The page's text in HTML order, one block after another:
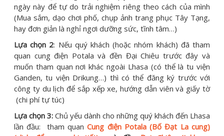
ngày này để tự do trải nghiệm riêng theo cách của mình
(Mua sắm, dạo chơi phố, chụp ảnh trang phục Tây Tạng,
hay đơn giản là nghỉ ngơi dưỡng sức, tĩnh tâm…)
Lựa chọn 2: Nếu quý khách (hoặc nhóm khách) đã tham
quan cung điện Potala và đền Đại Chiêu trước đây và
muốn tham quan nơi khác ngoài Lhasa (có thể là tu viện
Ganden, tu viện Drikung…) thì có thể đăng ký trước với
công ty du lịch để sắp xếp xe, hướng dẫn viên và giấy tờ
(chi phí tự túc)
Lựa chọn 3: Chủ yếu dành cho những quý khách đến Lhasa
lần đầu: tham quanCung điện Potala (Bố Đạt La cung)